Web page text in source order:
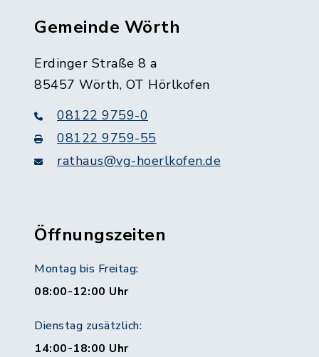
Gemeinde Wörth
Erdinger Straße 8 a
85457 Wörth, OT Hörlkofen
08122 9759-0
08122 9759-55
rathaus@vg-hoerlkofen.de
Öffnungszeiten
Montag bis Freitag:
08:00-12:00 Uhr
Dienstag zusätzlich:
14:00-18:00 Uhr